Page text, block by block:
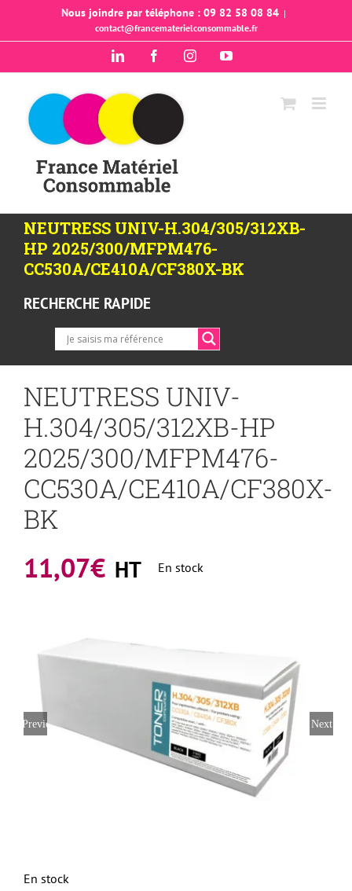
Nous joindre par téléphone : 09 82 58 08 84 |
contact@francematerielconsommable.fr
LinkedIn FacebookInstagramYouTube
NEUTRESS UNIV-H.304/305/312XB-
HP 2025/300/MFPM476-
CC530A/CE410A/CF380X-BK
RECHERCHE RAPIDE
NEUTRESS UNIV-
H.304/305/312XB-HP
2025/300/MFPM476-
CC530A/CE410A/CF380X-
BK
11,07€ HT En stock
Previous Next
En stock